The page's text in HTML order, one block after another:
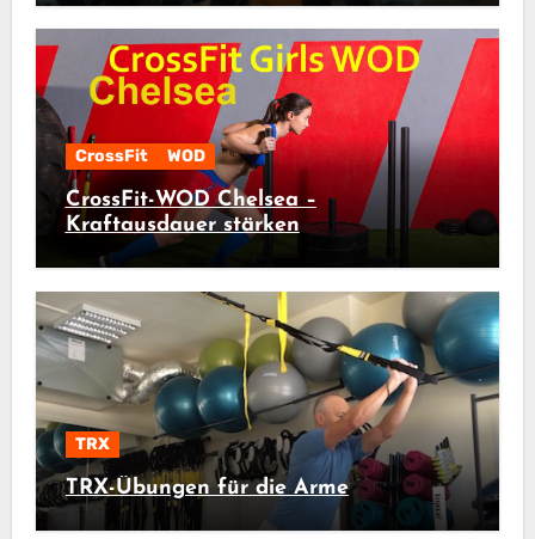
CrossFit WOD
CrossFit-WOD Chelsea –
Kraftausdauer stärken
TRX
TRX-Übungen für die Arme